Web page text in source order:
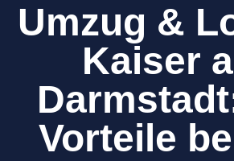
Umzug &
Kaiser
Vorteile